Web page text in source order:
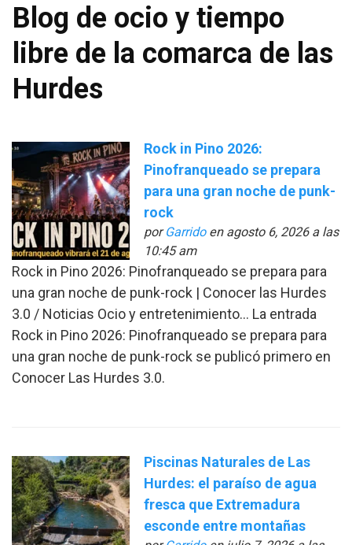
Blog de ocio y tiempo
libre de la comarca de las
Hurdes
Rock in Pino 2026:
Pinofranqueado se prepara
para una gran noche de punk-
rock
porGarridoen agosto 6, 2026 a las
10:45 am
Rock in Pino 2026: Pinofranqueado se prepara para
una gran noche de punk-rock | Conocer las Hurdes
3.0 / Noticias Ocio y entretenimiento… La entrada
Rock in Pino 2026: Pinofranqueado se prepara para
una gran noche de punk-rock se publicó primero en
Conocer Las Hurdes 3.0.
Piscinas Naturales de Las
Hurdes: el paraíso de agua
fresca que Extremadura
esconde entre montañas